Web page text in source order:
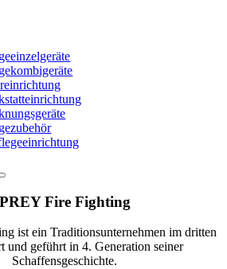
PREY Fire Fighting
ist ein Traditionsunternehmen im dritten
und geführt in 4. Generation seiner
Schaffensgeschichte.